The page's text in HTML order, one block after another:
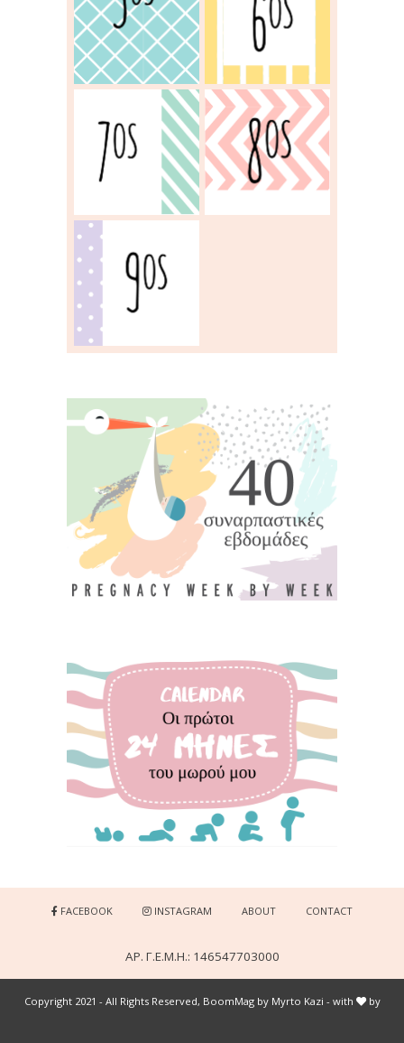
FACEBOOK INSTAGRAM ABOUT CONTACT
ΑΡ. Γ.Ε.Μ.Η.: 146547703000
Copyright 2021 - All Rights Reserved, BoomMag by Myrto Kazi - with by